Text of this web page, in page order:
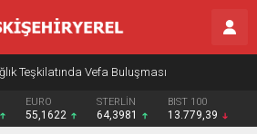
Teşkilatında Vefa Buluşması
EURO
55,1622
STERLİN
64,3981
BIST 100
13.779,39